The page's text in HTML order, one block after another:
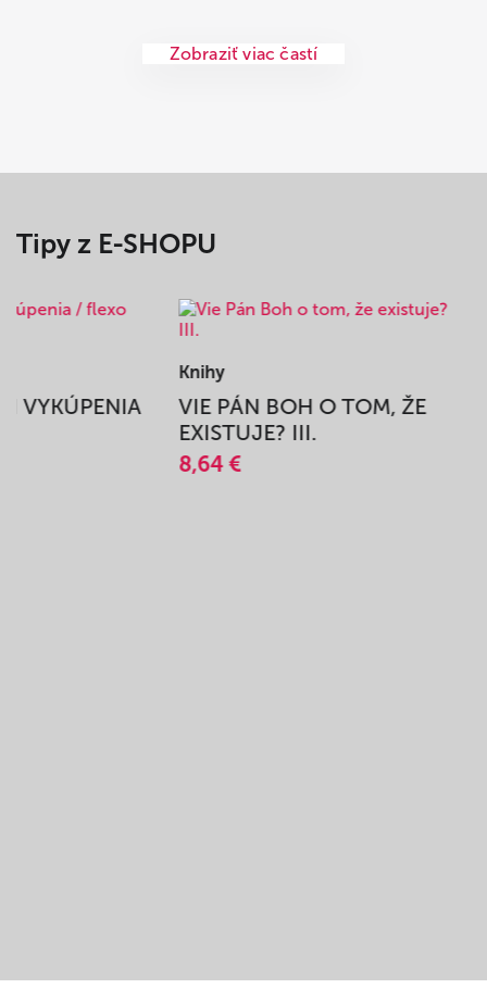
Zobraziť viac častí
Tipy z E-SHOPU
VYKÚPENIA
Knihy
VIE PÁN BOH O TOM, ŽE
EXISTUJE? III.
8,64 €